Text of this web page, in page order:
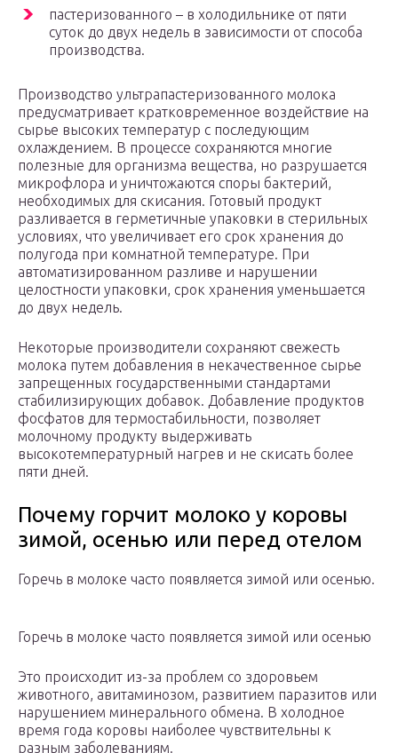
пастеризованного – в холодильнике от пяти
суток до двух недель в зависимости от способа
производства.
Производство ультрапастеризованного молока
предусматривает кратковременное воздействие на
сырье высоких температур с последующим
охлаждением. В процессе сохраняются многие
полезные для организма вещества, но разрушается
микрофлора и уничтожаются споры бактерий,
необходимых для скисания. Готовый продукт
разливается в герметичные упаковки в стерильных
условиях, что увеличивает его срок хранения до
полугода при комнатной температуре. При
автоматизированном разливе и нарушении
целостности упаковки, срок хранения уменьшается
до двух недель.
Некоторые производители сохраняют свежесть
молока путем добавления в некачественное сырье
запрещенных государственными стандартами
стабилизирующих добавок. Добавление продуктов
фосфатов для термостабильности, позволяет
молочному продукту выдерживать
высокотемпературный нагрев и не скисать более
пяти дней.
Почему горчит молоко у коровы
зимой, осенью или перед отелом
Горечь в молоке часто появляется зимой или осенью.
Горечь в молоке часто появляется зимой или осенью
Это происходит из-за проблем со здоровьем
животного, авитаминозом, развитием паразитов или
нарушением минерального обмена. В холодное
время года коровы наиболее чувствительны к
разным заболеваниям.